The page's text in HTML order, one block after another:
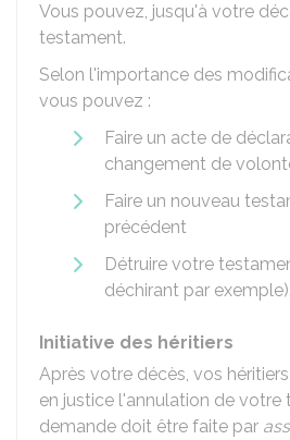
Vous pouvez, jusqu'à votre
testament.
Selon l'importance des
vous pouvez :
Faire un acte de
changement de
Faire un nouveau
précédent
Détruire votre
déchirant par exemple).
Initiative des héritiers
Après votre décès, vos
en justice l'annulation de votre
demande doit être faite par